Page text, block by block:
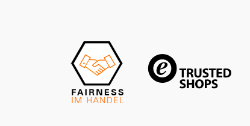
vielen Audi VW SEAT Škoda ModellenUnser Service für
Sie:Um Fehlkäufe zu vermeiden, bieten wir Ihnen die
Möglichkeit, uns vor Ihrer Bestellung oder in der
Kaufabwicklung die 17-stellige Fahrgestellnummer(Bsp. VW:
WVWZZZ... Audi: WAUZZZ...) Ihres Fahrzeugs mitzuteilen.